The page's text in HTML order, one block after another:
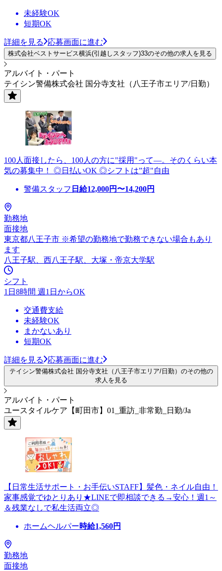
未経験OK
短期OK
詳細を見る 応募画面に進む
株式会社ベストサービス横浜(引越しスタッフ)33のその他の求人を見る
アルバイト・パート
テイシン警備株式会社 国分寺支社（八王子市エリア/日勤）
100人面接したら、100人の方に"採用"って―。そのくらい本
気の募集中！ ◎日払いOK ◎シフトは”超"自由
警備スタッフ 日給12,000円〜14,200円
勤務地
面接地
東京都八王子市 ※希望の勤務地で勤務できない場合もあり
ます
八王子駅、西八王子駅、大塚・帝京大学駅
シフト
1日8時間 週1日からOK
交通費支給
未経験OK
まかないあり
短期OK
詳細を見る 応募画面に進む
テイシン警備株式会社 国分寺支社（八王子市エリア/日勤）のその他の
求人を見る
アルバイト・パート
ユースタイルケア【町田市】01_重訪_非常勤_日勤/Ja
【日常生活サポート・お手伝いSTAFF】髪色・ネイル自由！
家事感覚でゆとりあり★LINEで即相談できる→安心！週1～
＆残業なしで私生活両立◎
ホームヘルパー時給1,560円
勤務地
面接地